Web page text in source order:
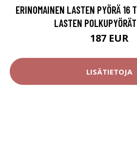
ERINOMAINEN LASTEN PYÖRÄ 16
LASTEN
187 EUR
LISÄTIETOJA